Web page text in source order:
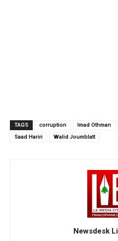
TAGS corruption Imad Othman
Saad Hariri
Walid Joumblatt
Newsdesk